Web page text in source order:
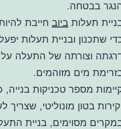
בבטחה.
תעלות ביוב חייבת
שתכנון ובניית תעלות
וצורתה של התעלה על
מים מזוהמים.
מספר טכניקות
בטון מונוליטי,
מסוימים, בניית